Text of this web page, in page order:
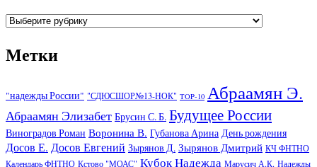
Рубрики
Метки
"надежды России" "СДЮСШОР№13-НОК" TOP-10 Абраамян Э.
Абраамян Элизабет Брусин С. Б. Будущее России
Виноградов Роман Воронина В. Губанова Арина День рождения
Досов Е. Досов Евгений Зырянов Д. Зырянов Дмитрий КЧ ФНТНО
Календарь ФНТНО Кстово "МОАС" Кубок Надежда Марусич А.К. Надежды